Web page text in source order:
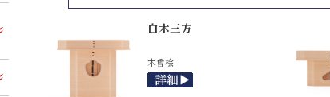
白木三方
木曾桧